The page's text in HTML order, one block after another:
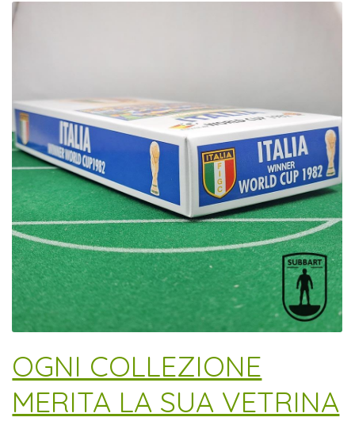
​OGNI COLLEZIONE
MERITA LA SUA VETRINA